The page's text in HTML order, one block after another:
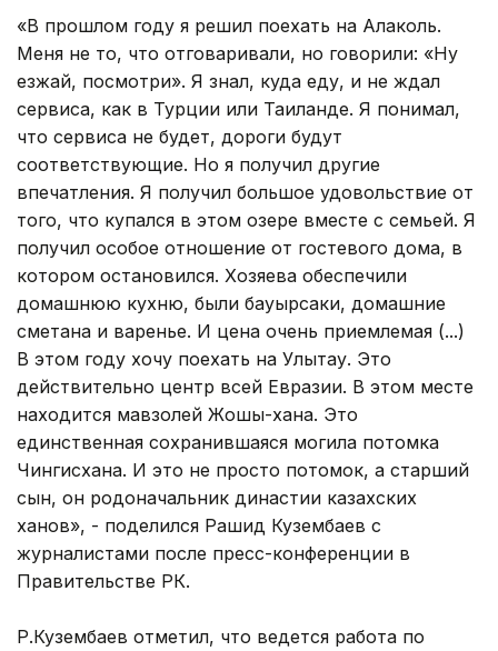
«В прошлом году я решил поехать на Алаколь.
Меня не то, что отговаривали, но говорили: «Ну
езжай, посмотри». Я знал, куда еду, и не ждал
сервиса, как в Турции или Таиланде. Я понимал,
что сервиса не будет, дороги будут
соответствующие. Но я получил другие
впечатления. Я получил большое удовольствие от
того, что купался в этом озере вместе с семьей. Я
получил особое отношение от гостевого дома, в
котором остановился. Хозяева обеспечили
домашнюю кухню, были бауырсаки, домашние
сметана и варенье. И цена очень приемлемая (...)
В этом году хочу поехать на Улытау. Это
действительно центр всей Евразии. В этом месте
находится мавзолей Жошы-хана. Это
единственная сохранившаяся могила потомка
Чингисхана. И это не просто потомок, а старший
сын, он родоначальник династии казахских
ханов», - поделился Рашид Кузембаев с
журналистами после пресс-конференции в
Правительстве РК.
Р.Кузембаев отметил, что ведется работа по